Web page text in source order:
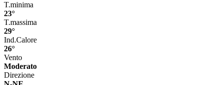
T.minima
23°
T.massima
29°
Ind.Calore
26°
Vento
Moderato
Direzione